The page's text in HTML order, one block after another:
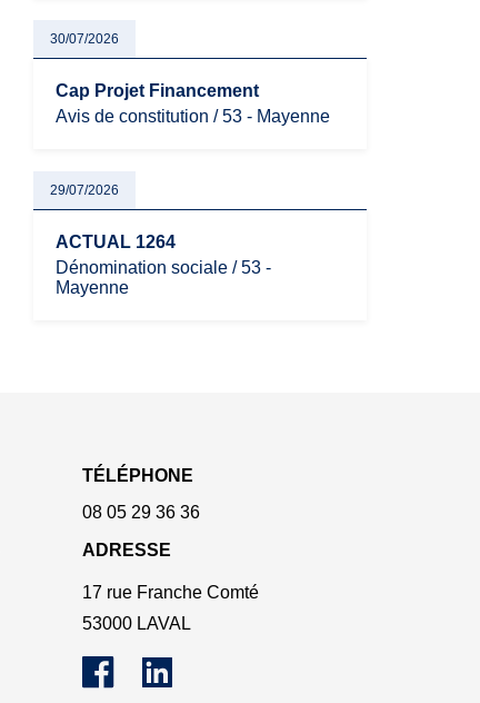
30/07/2026
Cap Projet Financement
Avis de constitution / 53 - Mayenne
29/07/2026
ACTUAL 1264
Dénomination sociale / 53 -
Mayenne
TÉLÉPHONE
08 05 29 36 36
ADRESSE
17 rue Franche Comté
53000 LAVAL